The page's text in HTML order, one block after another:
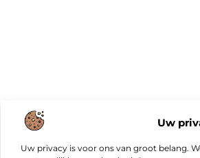
Uw
Uw privacy is voor ons van groot belang.